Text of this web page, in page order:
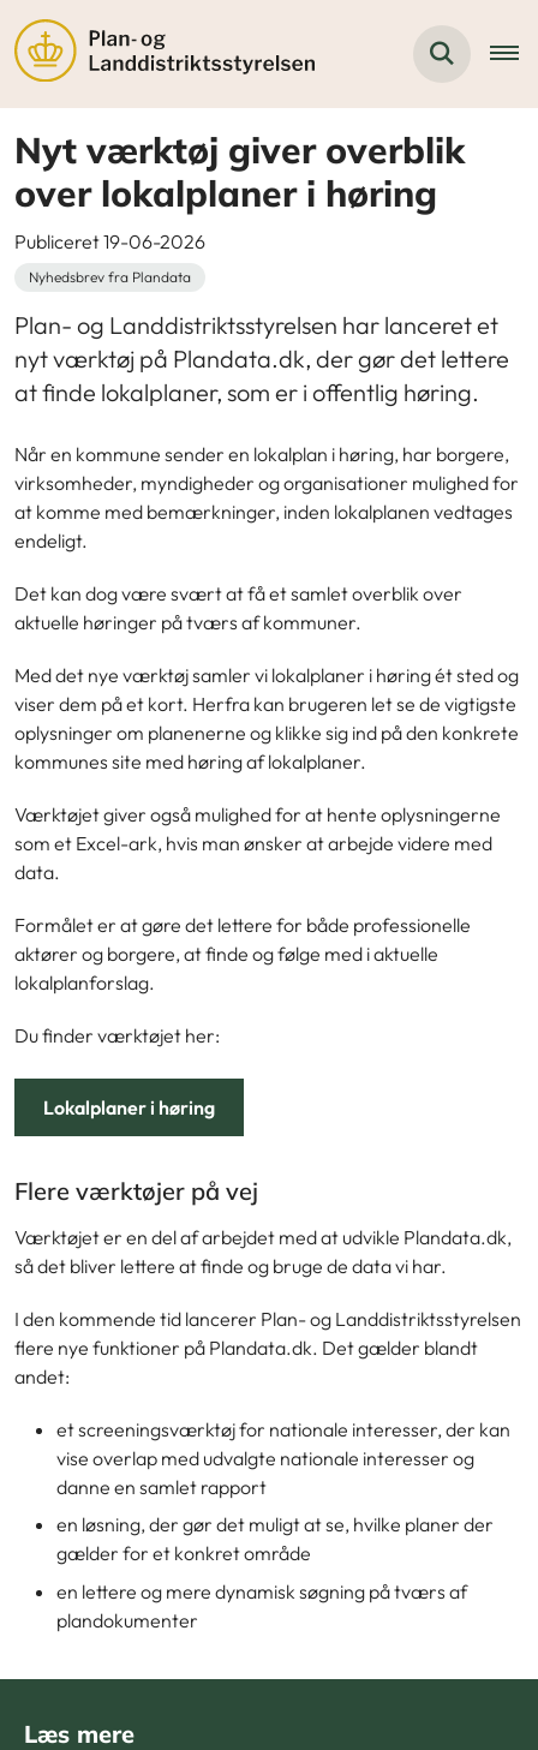
Nyt værktøj giver overblik
over lokalplaner i høring
Publiceret 19-06-2026
Nyhedsbrev fra Plandata
Plan- og Landdistriktsstyrelsen har lanceret et
nyt værktøj på Plandata.dk, der gør det lettere
at finde lokalplaner, som er i offentlig høring.
Når en kommune sender en lokalplan i høring, har borgere,
virksomheder, myndigheder og organisationer mulighed for
at komme med bemærkninger, inden lokalplanen vedtages
endeligt.
Det kan dog være svært at få et samlet overblik over
aktuelle høringer på tværs af kommuner.
Med det nye værktøj samler vi lokalplaner i høring ét sted og
viser dem på et kort. Herfra kan brugeren let se de vigtigste
oplysninger om planenerne og klikke sig ind på den konkrete
kommunes site med høring af lokalplaner.
Værktøjet giver også mulighed for at hente oplysningerne
som et Excel-ark, hvis man ønsker at arbejde videre med
data.
Formålet er at gøre det lettere for både professionelle
aktører og borgere, at finde og følge med i aktuelle
lokalplanforslag.
Du finder værktøjet her:
Lokalplaner i høring
Flere værktøjer på vej
Værktøjet er en del af arbejdet med at udvikle Plandata.dk,
så det bliver lettere at finde og bruge de data vi har.
I den kommende tid lancerer Plan- og Landdistriktsstyrelsen
flere nye funktioner på Plandata.dk. Det gælder blandt
andet:
et screeningsværktøj for nationale interesser, der kan
vise overlap med udvalgte nationale interesser og
danne en samlet rapport
en løsning, der gør det muligt at se, hvilke planer der
gælder for et konkret område
en lettere og mere dynamisk søgning på tværs af
plandokumenter
Læs mere